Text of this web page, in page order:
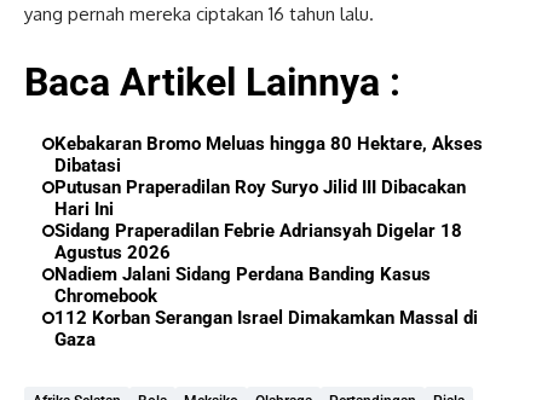
yang pernah mereka ciptakan 16 tahun lalu.
Baca Artikel Lainnya :
Kebakaran Bromo Meluas hingga 80 Hektare, Akses
Dibatasi
Putusan Praperadilan Roy Suryo Jilid III Dibacakan
Hari Ini
Sidang Praperadilan Febrie Adriansyah Digelar 18
Agustus 2026
Nadiem Jalani Sidang Perdana Banding Kasus
Chromebook
112 Korban Serangan Israel Dimakamkan Massal di
Gaza